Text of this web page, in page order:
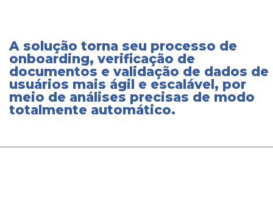
A solução torna seu processo de
onboarding, verificação de
documentos e validação de dados de
usuários mais ágil e escalável, por
meio de análises precisas de modo
totalmente automático.